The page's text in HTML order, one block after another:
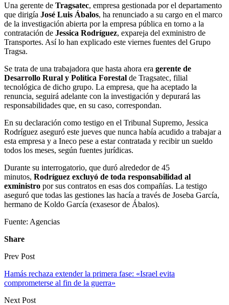
Una gerente de Tragsatec, empresa gestionada por el departamento
que dirigía José Luis Ábalos, ha renunciado a su cargo en el marco
de la investigación abierta por la empresa pública en torno a la
contratación de Jessica Rodríguez, expareja del exministro de
Transportes. Así lo han explicado este viernes fuentes del Grupo
Tragsa.
Se trata de una trabajadora que hasta ahora era gerente de
Desarrollo Rural y Política Forestal de Tragsatec, filial
tecnológica de dicho grupo. La empresa, que ha aceptado la
renuncia, seguirá adelante con la investigación y depurará las
responsabilidades que, en su caso, correspondan.
En su declaración como testigo en el Tribunal Supremo, Jessica
Rodríguez aseguró este jueves que nunca había acudido a trabajar a
esta empresa y a Ineco pese a estar contratada y recibir un sueldo
todos los meses, según fuentes jurídicas.
Durante su interrogatorio, que duró alrededor de 45
minutos, Rodríguez excluyó de toda responsabilidad al
exministro por sus contratos en esas dos compañías. La testigo
aseguró que todas las gestiones las hacía a través de Joseba García,
hermano de Koldo García (exasesor de Ábalos).
Fuente: Agencias
Share
Prev Post
Hamás rechaza extender la primera fase: «Israel evita
comprometerse al fin de la guerra»
Next Post